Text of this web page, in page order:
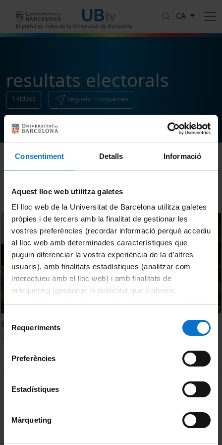
Consentiment Detalls Informació
Aquest lloc web utilitza galetes
El lloc web de la Universitat de Barcelona utilitza galetes
pròpies i de tercers amb la finalitat de gestionar les
vostres preferències (recordar informació perquè accediu
al lloc web amb determinades característiques que
puguin diferenciar la vostra experiència de la d’altres
usuaris), amb finalitats estadístiques (analitzar com
interactueu amb el lloc web) i amb finalitats de
màrqueting (gestionar la publicitat que s’ofereix
consultar laPolítica de galetes del lloc web de la
de Requeriments
Preferències
Estadístiques
Màrqueting
El portal de vídeo de la Universitat de Barcelona
CA
resultats electorals
1 vídeos Segueix i comparteix
Ordenar
Eleccions al Rectorat 2023. Presentació dels resultats
MENÚ PEU 1
Privadesa i termes